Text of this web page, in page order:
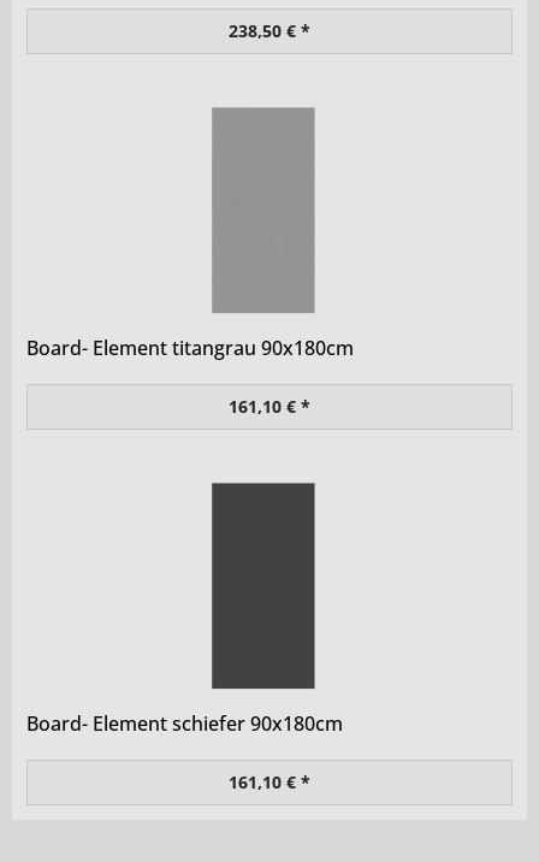
238,50 € *
Board- Element titangrau 90x180cm
161,10 € *
Board- Element schiefer 90x180cm
161,10 € *